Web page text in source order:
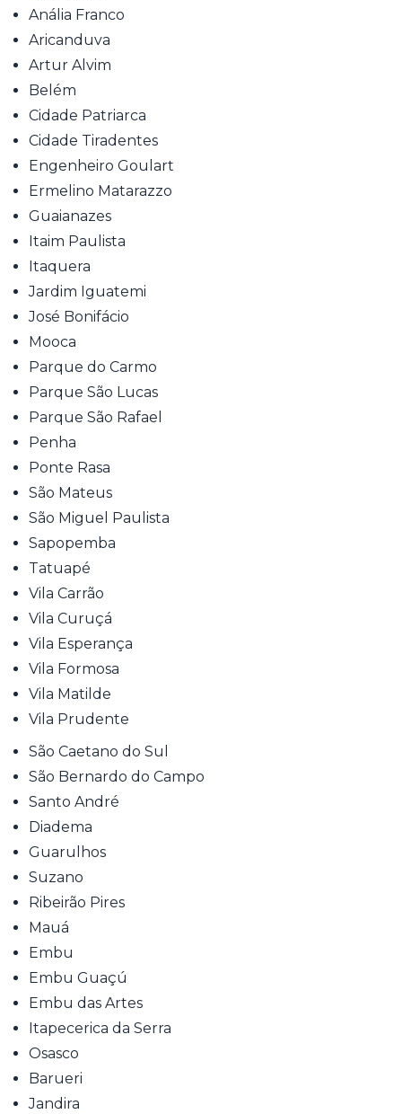
Anália Franco
Aricanduva
Artur Alvim
Belém
Cidade Patriarca
Cidade Tiradentes
Engenheiro Goulart
Ermelino Matarazzo
Guaianazes
Itaim Paulista
Itaquera
Jardim Iguatemi
José Bonifácio
Mooca
Parque do Carmo
Parque São Lucas
Parque São Rafael
Penha
Ponte Rasa
São Mateus
São Miguel Paulista
Sapopemba
Tatuapé
Vila Carrão
Vila Curuçá
Vila Esperança
Vila Formosa
Vila Matilde
Vila Prudente
São Caetano do Sul
São Bernardo do Campo
Santo André
Diadema
Guarulhos
Suzano
Ribeirão Pires
Mauá
Embu
Embu Guaçú
Embu das Artes
Itapecerica da Serra
Osasco
Barueri
Jandira